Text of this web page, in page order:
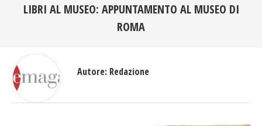
LIBRI AL MUSEO: APPUNTAMENTO AL MUSEO DI
ROMA
Autore: Redazione